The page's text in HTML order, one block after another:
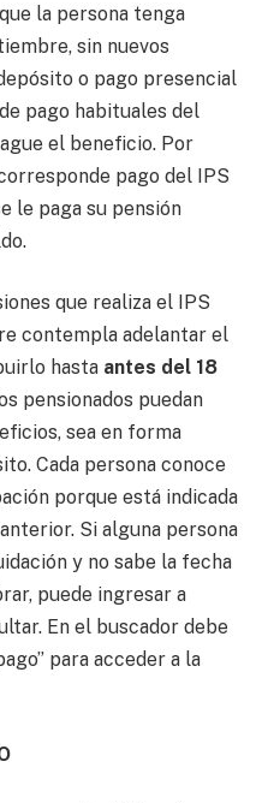
la persona tenga
sin nuevos
o pago presencial
pago habituales del
el beneficio. Por
pago del IPS
le paga su pensión
que realiza el IPS
contempla adelantar el
hasta antes del 18
pensionados puedan
sea en forma
Cada persona conoce
porque está indicada
Si alguna persona
y no sabe la fecha
puede ingresar a
En el buscador debe
para acceder a la